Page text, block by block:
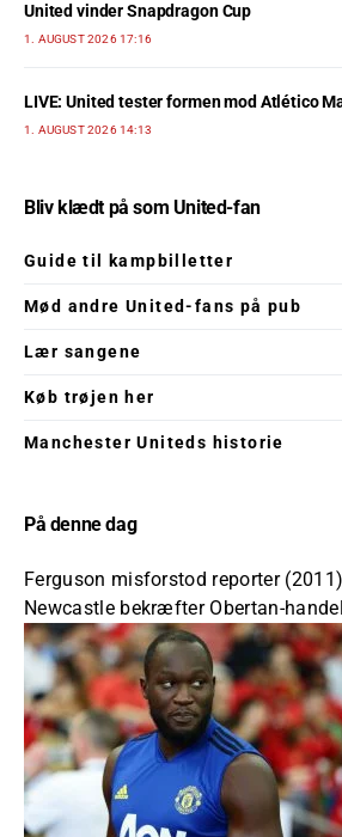
United vinder Snapdragon Cup
1. AUGUST 2026 17:16
LIVE: United tester formen mod Atlético
1. AUGUST 2026 14:13
Bliv klædt på som United-fan
Guide til kampbilletter
Mød andre United-fans på pub
Lær sangene
Køb trøjen her
Manchester Uniteds historie
På denne dag
Ferguson misforstod reporter (2011)
Newcastle bekræfter Obertan-